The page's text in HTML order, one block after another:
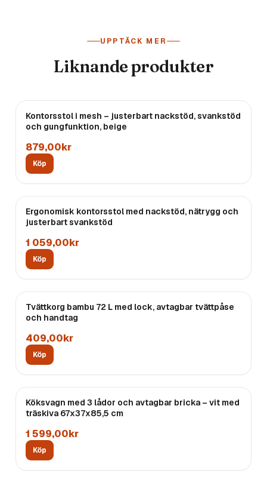
UPPTÄCK MER
Liknande produkter
Kontorsstol i mesh – justerbart nackstöd, svankstöd
och gungfunktion, beige
879,00kr
Köp
Ergonomisk kontorsstol med nackstöd, nätrygg och
justerbart svankstöd
1 059,00kr
Köp
Tvättkorg bambu 72 L med lock, avtagbar tvättpåse
och handtag
409,00kr
Köp
Köksvagn med 3 lådor och avtagbar bricka – vit med
träskiva 67x37x85,5 cm
1 599,00kr
Köp